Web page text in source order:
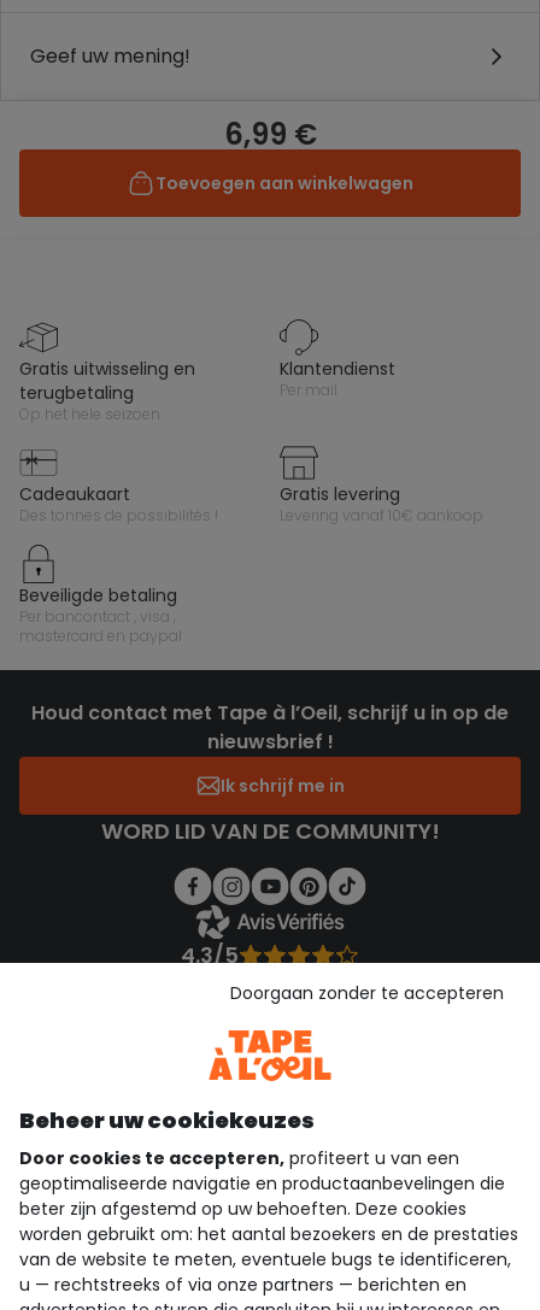
Geef uw mening!
6,99 €
Toevoegen aan winkelwagen
gratis uitwisseling en
terugbetaling
op het hele seizoen
klantendienst
per mail
cadeaukaart
des tonnes de possibilités !
gratis levering
levering vanaf 10€ aankoop
beveiligde betaling
per bancontact , visa ,
mastercard en paypal
Houd contact met Tape à l’Oeil, schrijf u in op de
nieuwsbrief !
Ik schrijf me in
WORD LID VAN DE COMMUNITY!
4.3/5
Bekijk de vertrouwensverklaring
Download onze applicatie
Ontdek onze applicatie
wie zijn we?
hulp nodig
Beheer uw cookiekeuzes
Door cookies te accepteren, profiteert u van een
geoptimaliseerde navigatie en productaanbevelingen die
beter zijn afgestemd op uw behoeften. Deze cookies
worden gebruikt om: het aantal bezoekers en de prestaties
van de website te meten, eventuele bugs te identificeren,
u — rechtstreeks of via onze partners — berichten en
Doorgaan zonder te accepteren